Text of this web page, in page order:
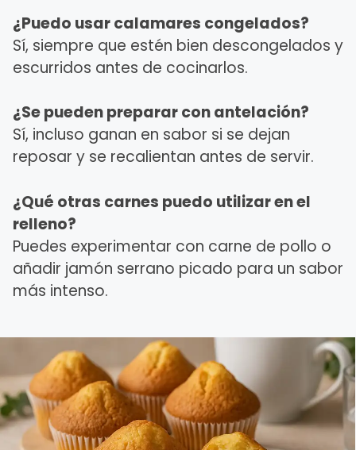
¿Puedo usar calamares congelados?
Sí, siempre que estén bien descongelados y
escurridos antes de cocinarlos.
¿Se pueden preparar con antelación?
Sí, incluso ganan en sabor si se dejan
reposar y se recalientan antes de servir.
¿Qué otras carnes puedo utilizar en el
relleno?
Puedes experimentar con carne de pollo o
añadir jamón serrano picado para un sabor
más intenso.